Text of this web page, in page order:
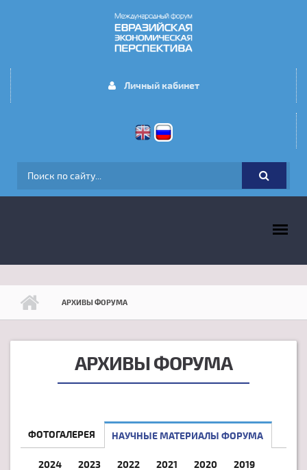
Личный кабинет
ФОРМА ПОИСКА
АРХИВЫ ФОРУМА
АРХИВЫ ФОРУМА
ФОТОГАЛЕРЕЯ НАУЧНЫЕ МАТЕРИАЛЫ ФОРУМА
2024 2023 2022 2021 2020 2019